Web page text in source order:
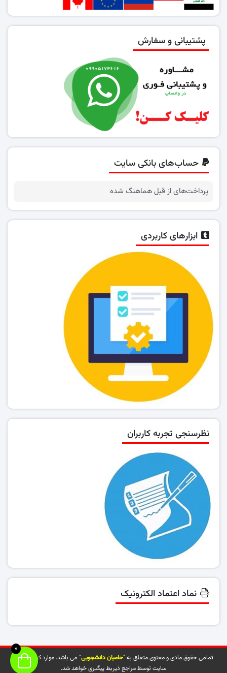
پشتیبانی و سفارش
حساب‌های بانکی سایت
پرداخت‌های از قبل هماهنگ شده
ابزارهای کاربردی
نظرسنجی تجربه کاربران
نماد اعتماد الکترونیک
تمامی حقوق مادی و معنوی متعلق به "حامیان دانشجویی" می باشد. موارد کپی شده از
سایت توسط مراجع ذیربط پیگیری خواهد شد.
0